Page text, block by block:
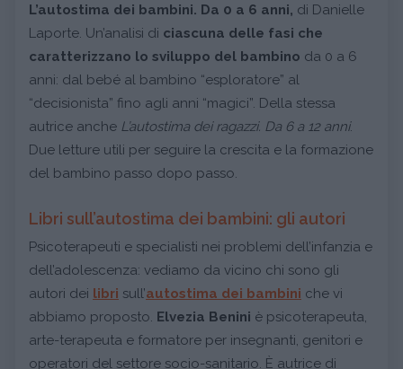
L’autostima dei bambini. Da 0 a 6 anni, di Danielle
Laporte. Un’analisi di ciascuna delle fasi che
caratterizzano lo sviluppo del bambino da 0 a 6
anni: dal bebé al bambino “esploratore” al
“decisionista” fino agli anni “magici”. Della stessa
autrice anche L’autostima dei ragazzi. Da 6 a 12 anni.
Due letture utili per seguire la crescita e la formazione
del bambino passo dopo passo.
Libri sull’autostima dei bambini: gli autori
Psicoterapeuti e specialisti nei problemi dell’infanzia e
dell’adolescenza: vediamo da vicino chi sono gli
autori dei libri sull’autostima dei bambini che vi
abbiamo proposto. Elvezia Benini è psicoterapeuta,
arte-terapeuta e formatore per insegnanti, genitori e
operatori del settore socio-sanitario. È autrice di